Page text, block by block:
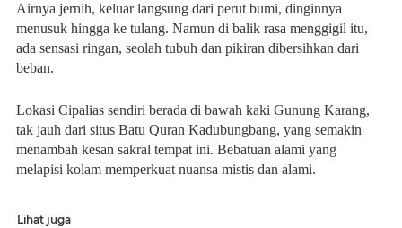
Airnya jernih, keluar langsung dari perut bumi, dinginnya
menusuk hingga ke tulang. Namun di balik rasa menggigil itu,
ada sensasi ringan, seolah tubuh dan pikiran dibersihkan dari
beban.
Lokasi Cipalias sendiri berada di bawah kaki Gunung Karang,
tak jauh dari situs Batu Quran Kadubungbang, yang semakin
menambah kesan sakral tempat ini. Bebatuan alami yang
melapisi kolam memperkuat nuansa mistis dan alami.
Lihat juga